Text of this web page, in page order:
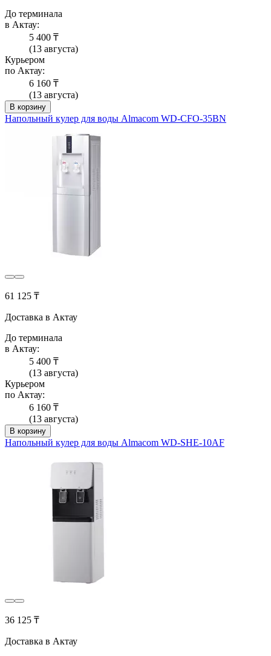
До терминала
в Актау:
5 400 ₸
(13 августа)
Курьером
по Актау:
6 160 ₸
(13 августа)
В корзину
Напольный кулер для воды Almacom WD-CFO-35BN
61 125 ₸
Доставка в Актау
До терминала
в Актау:
5 400 ₸
(13 августа)
Курьером
по Актау:
6 160 ₸
(13 августа)
В корзину
Напольный кулер для воды Almacom WD-SHE-10AF
36 125 ₸
Доставка в Актау